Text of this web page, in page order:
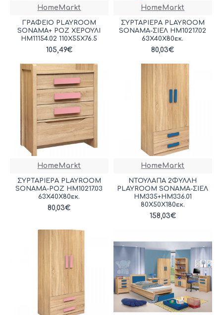
HomeMarkt
ΓΡΑΦΕΙΟ PLAYROOM
SONAMA+ ΡΟΖ ΧΕΡΟΥΛΙ
HM11154.02 110X55X76.5
105,49€
HomeMarkt
ΣΥΡΤΑΡΙΕΡΑ PLAYROOM
SONAMA-ΣΙΕΛ HM10217.02
63Χ40Χ80εκ.
80,03€
HomeMarkt
ΣΥΡΤΑΡΙΕΡΑ PLAYROOM
SONAMA-ΡΟΖ HM10217.03
63Χ40Χ80εκ.
80,03€
HomeMarkt
ΝΤΟΥΛΑΠΑ 2ΦΥΛΛΗ
PLAYROOM SONAMA-ΣΙΕΛ
HM335+HM336.01
80X50X180εκ.
158,03€